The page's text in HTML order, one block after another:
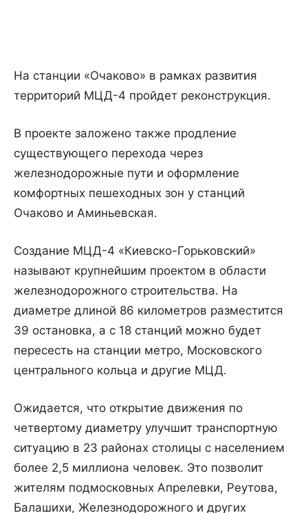
На станции «Очаково» в рамках развития
территорий МЦД-4 пройдет реконструкция.
В проекте заложено также продление
существующего перехода через
железнодорожные пути и оформление
комфортных пешеходных зон у станций
Очаково и Аминьевская.
Создание МЦД-4 «Киевско-Горьковский»
называют крупнейшим проектом в области
железнодорожного строительства. На
диаметре длиной 86 километров разместится
39 остановка, а с 18 станций можно будет
пересесть на станции метро, Московского
центрального кольца и другие МЦД.
Ожидается, что открытие движения по
четвертому диаметру улучшит транспортную
ситуацию в 23 районах столицы с населением
более 2,5 миллиона человек. Это позволит
жителям подмосковных Апрелевки, Реутова,
Балашихи, Железнодорожного и других